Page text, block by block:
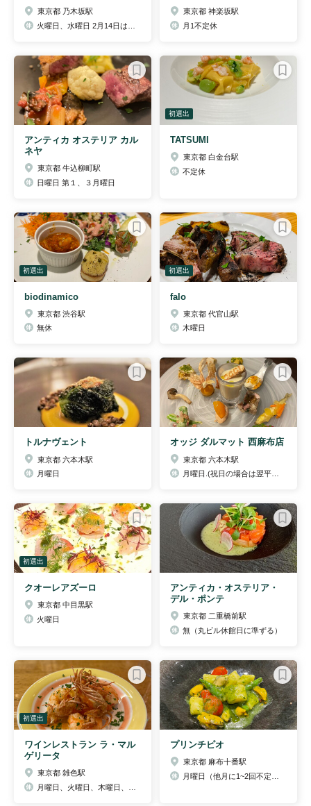
東京都 乃木坂駅
東京都 神楽坂駅
月1不定休
アンティカ オステリア カル
ネヤ
東京都 牛込柳町駅
日曜日 第１、３月曜日
初選出
TATSUMI
東京都 白金台駅
不定休
初選出
biodinamico
東京都 渋谷駅
無休
初選出
falo
東京都 代官山駅
木曜日
トルナヴェント
東京都 六本木駅
月曜日
オッジ ダルマット 西麻布店
東京都 六本木駅
初選出
クオーレアズーロ
東京都 中目黒駅
火曜日
アンティカ・オステリア・
デル・ポンテ
東京都 二重橋前駅
無（丸ビル休館日に準ずる）
初選出
ワインレストラン ラ・マル
ゲリータ
東京都 雑色駅
プリンチピオ
東京都 麻布十番駅